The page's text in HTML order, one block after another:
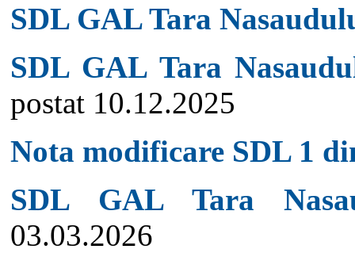
SDL GAL Tara
SDL GAL Tara
postat 10.12.2025
Nota modificare SDL 1
SDL GAL Tara
03.03.2026